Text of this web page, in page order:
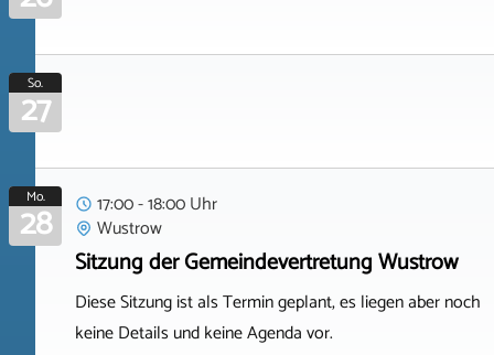
So.
27
Mo.
28
17:00 - 18:00 Uhr
Wustrow
Sitzung der Gemeindevertretung Wustrow
Diese Sitzung ist als Termin geplant, es liegen aber noch
keine Details und keine Agenda vor.